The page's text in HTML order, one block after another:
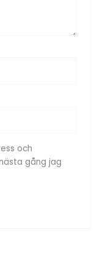
och
gång jag